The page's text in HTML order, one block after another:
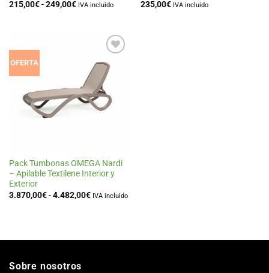
215,00€ - 249,00€Rango
IVA incluido 235,00€ IVA incluido
OFERTA
Añadir
a la
lista
deseos
Pack Tumbonas OMEGA Nardi
– Apilable Textilene Interior y
Exterior
3.870,00€ - 4.482,00€Rango
4.482,00€
IVA incluido
Sobre nosotros